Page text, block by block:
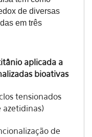
de diversas
em três
aplicada a
bioativas
tensionados
azetidinas)
de